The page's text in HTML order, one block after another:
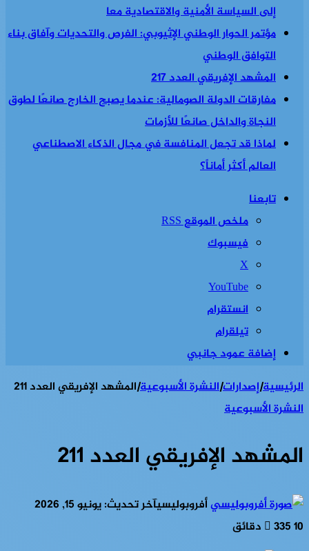
إلى السياسة الأمنية والاقتصادية معا
مؤتمر الحوار الوطني الإثيوبي: الفرص والتحديات وآفاق بناء
التوافق الوطني
المشهد الإفريقي العدد 217
مفارقات الدولة الصومالية: عندما يصبح الخارج صانعًا لطوق
النجاة والداخل صانعًا للأزمات
لماذا قد تجعل المنافسة في مجال الذكاء الاصطناعي
العالم أكثر أماناً؟
تابعنا
ملخص الموقع RSS
فيسبوك
‫X
‫YouTube
انستقرام
تيلقرام
إضافة عمود جانبي
الرئيسية|إصدارات|النشرة الأسبوعية|المشهد الإفريقي العدد 211
النشرة الأسبوعية
المشهد الإفريقي العدد 211
أفروبوليسيآخر تحديث: يونيو 15, 2026
33510 دقائق